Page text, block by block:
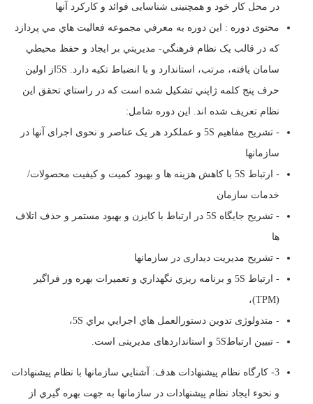
در محل کار خود و همچنینی شناسایی فوائد و کارکرد آنها
محتوی دوره : اين دوره به معرفي مجموعه فعاليت هاي مي پردازد
که در قالب يک نظام فرهنگي- مديريتي بر ايجاد و حفظ محيطي
سامان يافته، مرتب، استاندارد و با انضباط تکيه دارد. 5Sاز اولين
حرف پنج کلمه ژاپني تشکيل شده است که در راستاي تحقق اين
نظام تعريف شده اند. اين دوره شامل:
- تشريح مفاهيم 5S و عملکرد هر یک عناصر و نحوی اجرای آنها در
سازمانها
- ارتباط 5S با کاهش هزینه ها و بهبود کمیت و کیفیت محصولات/
خدمات سازمان
- تشريح جايگاه 5S در ارتباط با کايزن و بهبود مستمر و حذف اتلاف
ها
- تشریح مدیریت دیداری در سازمانها
- ارتباط 5S و برنامه ريزي نگهداري و تعميرات بهره ور فراگير
(TPM)،
- متدولوژی تدوین دستورالعمل هاي اجرايي براي 5S،
- تبيين ارتباط5S و استانداردهای مديريتی است.
3- کارگاه نظام پیشنهادات هدف: آشنايي سازمانها با نظام پيشنهادات
و نحوء ايجاد نظام پیشنهادات در سازمانها به جهت بهره گيري از